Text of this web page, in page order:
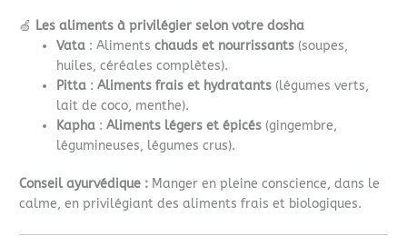
🍏 Les aliments à privilégier selon votre dosha
Vata : Alimentschauds et nourrissants (soupes,
huiles, céréales complètes).
Pitta :Aliments frais et hydratants (légumes verts,
lait de coco, menthe).
Kapha :Aliments légers et épicés (gingembre,
légumineuses, légumes crus).
Conseil ayurvédique : Manger en pleine conscience, dans le
calme, en privilégiant des aliments frais et biologiques.